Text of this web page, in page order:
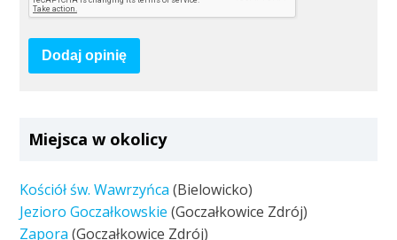
Dodaj opinię
Miejsca w okolicy
Kościół św. Wawrzyńca (Bielowicko)
Jezioro Goczałkowskie (Goczałkowice Zdrój)
Zapora(Goczałkowice Zdrój)